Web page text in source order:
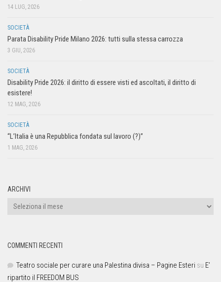
14 LUG, 2026
SOCIETÀ
Parata Disability Pride Milano 2026: tutti sulla stessa carrozza
3 GIU, 2026
SOCIETÀ
Disability Pride 2026: il diritto di essere visti ed ascoltati, il diritto di
esistere!
12 MAG, 2026
SOCIETÀ
“L’Italia è una Repubblica fondata sul lavoro (?)”
1 MAG, 2026
ARCHIVI
COMMENTI RECENTI
Teatro sociale per curare una Palestina divisa – Pagine Esteri su E’
ripartito il FREEDOM BUS